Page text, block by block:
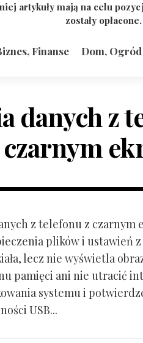
artykuły mają na celu
zostały opłacone.
Finanse Dom, Ogród
danych z
z telefonu z czarnym
plików i ustawień
lecz nie wyświetla
pamięci ani nie utracić
systemu i
USB...